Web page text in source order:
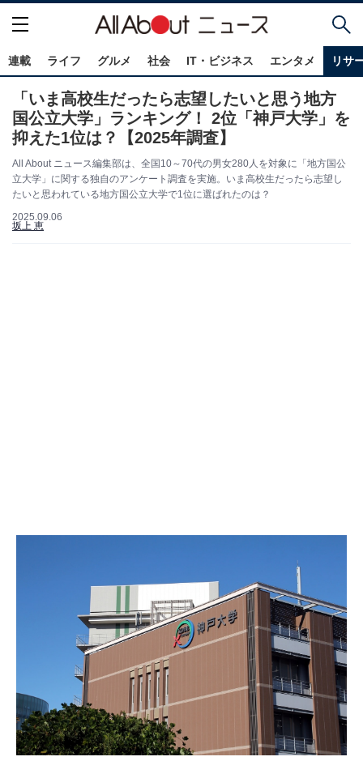
連載 ライフ グルメ 社会 IT・ビジネス エンタメ リサ
「いま高校生だったら志望したいと思う地方
国公立大学」ランキング！ 2位「神戸大学」を
抑えた1位は？【2025年調査】
All About ニュース編集部は、全国10～70代の男女280人を対象に「地方国公
立大学」に関する独自のアンケート調査を実施。いま高校生だったら志望し
たいと思われている地方国公立大学で1位に選ばれたのは？
2025.09.06
坂上 恵